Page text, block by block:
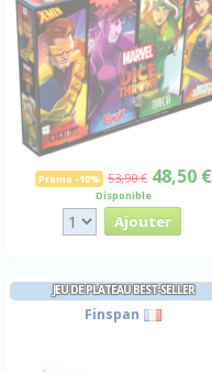
Promo -10% 53,90 € 48,50 €
Disponible
JEU DE PLATEAU BEST-SELLER
Finspan